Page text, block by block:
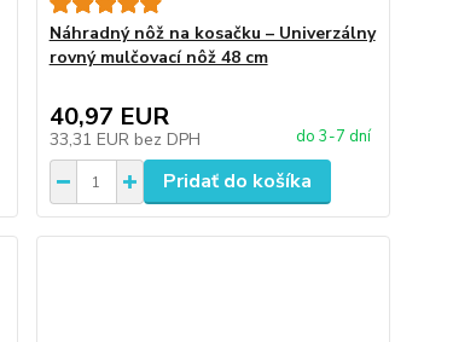
Náhradný nôž na kosačku – Univerzálny
rovný mulčovací nôž 48 cm
40,97 EUR
33,31 EUR bez DPH do 3-7 dní
Pridať do košíka